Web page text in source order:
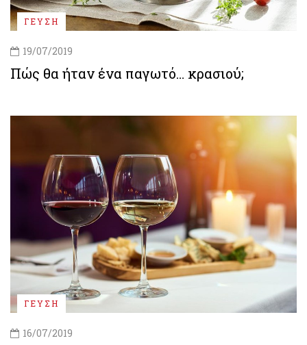
ΓΕΥΣΗ
19/07/2019
Πώς θα ήταν ένα παγωτό… κρασιού;
ΓΕΥΣΗ
16/07/2019